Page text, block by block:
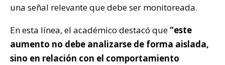
una señal relevante que debe ser monitoreada.
En esta línea, el académico destacó que“este
aumento no debe analizarse de forma aislada,
sino en relación con el comportamiento